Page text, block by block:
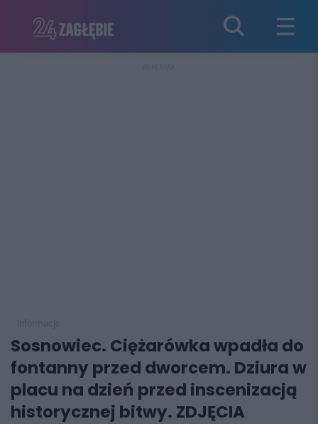
Sosnowiec. Ciężarówka wpadła do
fontanny przed dworcem. Dziura w
placu na dzień przed inscenizacją
historycznej bitwy. ZDJĘCIA